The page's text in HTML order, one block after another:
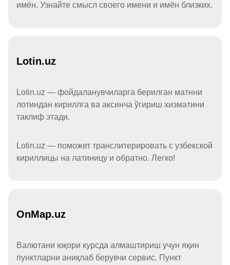
имён. Узнайте смысл своего имени и имён близких.
Lotin.uz
Lotin.uz — фойдаланувчиларга берилган матнни
лотиндан кириллга ва аксинча ўгириш хизматини
таклиф этади.
Lotin.uz — поможет транслитерировать с узбекской
кириллицы на латиницу и обратно. Легко!
OnMap.uz
Валютани юқори курсда алмаштириш учун яқин
пунктларни аниқлаб берувчи сервис. Пункт